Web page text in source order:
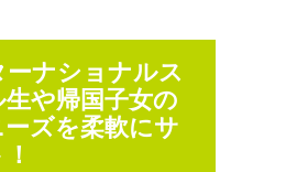
ナショナルス
や帰国子女の
ズを柔軟にサ